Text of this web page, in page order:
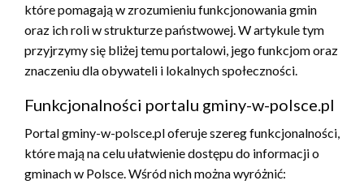
które pomagają w zrozumieniu funkcjonowania gmin
oraz ich roli w strukturze państwowej. W artykule tym
przyjrzymy się bliżej temu portalowi, jego funkcjom oraz
znaczeniu dla obywateli i lokalnych społeczności.
Funkcjonalności portalu gminy-w-polsce.pl
Portal gminy-w-polsce.pl oferuje szereg funkcjonalności,
które mają na celu ułatwienie dostępu do informacji o
gminach w Polsce. Wśród nich można wyróżnić: